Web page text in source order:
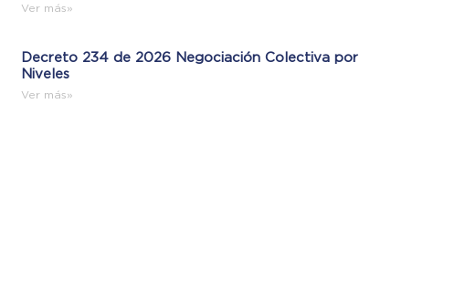
Ver más»
Decreto 234 de 2026 Negociación Colectiva por
Niveles
Ver más»